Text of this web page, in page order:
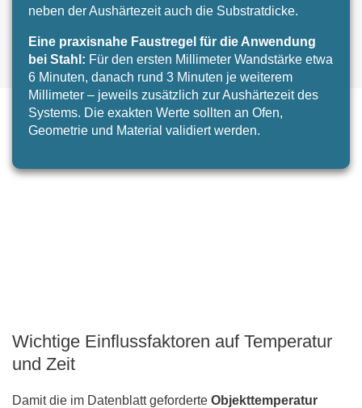
neben der Aushärtezeit auch die Substratdicke.
Eine praxisnahe Faustregel für die Anwendung
bei Stahl: Für den ersten Millimeter Wandstärke etwa
6 Minuten, danach rund 3 Minuten je weiterem
Millimeter – jeweils zusätzlich zur Aushärtezeit des
Systems. Die exakten Werte sollten an Ofen,
Geometrie und Material validiert werden.
Wichtige Einflussfaktoren auf Temperatur
und Zeit
Damit die im Datenblatt geforderte Objekttemperatur